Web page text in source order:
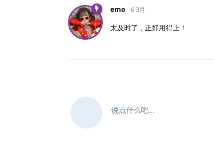
emo 6 3月
太及时了，正好用得上！
说点什么吧...